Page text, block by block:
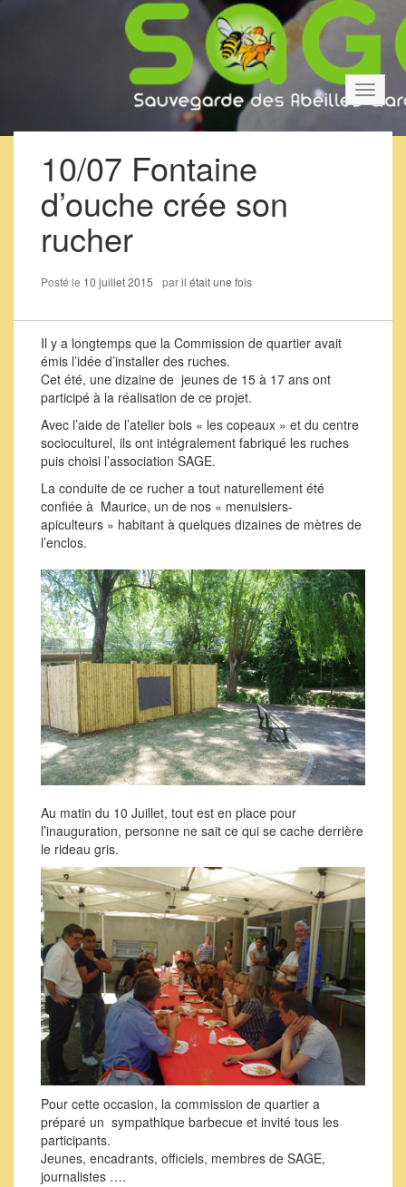
la
10/07 Fontaine
d’ouche crée son
rucher
Posté le 10 juillet 2015 paril était une fois
Il y a longtemps que la Commission de quartier avait
émis l’idée d’installer des ruches.
Cet été, une dizaine de jeunes de 15 à 17 ans ont
participé à la réalisation de ce projet.
Avec l’aide de l’atelier bois « les copeaux » et du centre
socioculturel, ils ont intégralement fabriqué les ruches
puis choisi l’association SAGE.
La conduite de ce rucher a tout naturellement été
confiée à Maurice, un de nos « menuisiers-
apiculteurs » habitant à quelques dizaines de mètres de
l’enclos.
Au matin du 10 Juillet, tout est en place pour
l’inauguration, personne ne sait ce qui se cache derrière
le rideau gris.
Pour cette occasion, la commission de quartier a
préparé un sympathique barbecue et invité tous les
participants.
Jeunes, encadrants, officiels, membres de SAGE,
journalistes ….